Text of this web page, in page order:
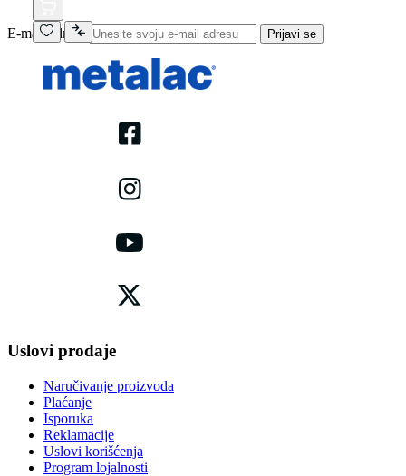
E-mail adresa Prijavi se
Uslovi prodaje
Naručivanje proizvoda
Plaćanje
Isporuka
Reklamacije
Uslovi korišćenja
Program lojalnosti